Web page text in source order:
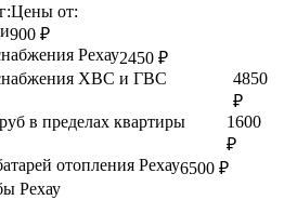
Цены от:
900 ₽
Рехау2450 ₽
ХВС и ГВС
4850
₽
в пределах квартиры
1600
₽
отопления Рехау6500 ₽
Рехау